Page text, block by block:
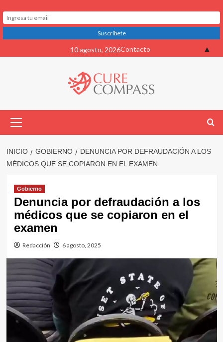
al
10 agosto, 2026Contacto
primario
INICIO GOBIERNO
DENUNCIA POR DEFRAUDACIÓN A LOS
MÉDICOS QUE SE COPIARON EN EL EXAMEN
Gobierno
Denuncia por defraudación a los
médicos que se copiaron en el
examen
Redacción 6 agosto, 2025
▲